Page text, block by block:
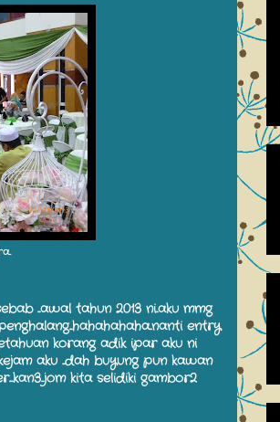
...awal tahun 2013 ni..aku mmg
entry
korang adik ipar aku ni
aku ...dah buyung pun kawan
kita selidiki gambor2